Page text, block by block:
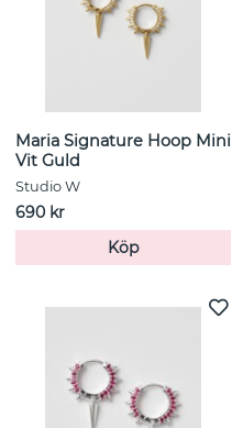
Maria Signature Hoop Mini
Vit Guld
Studio W
690 kr
Köp